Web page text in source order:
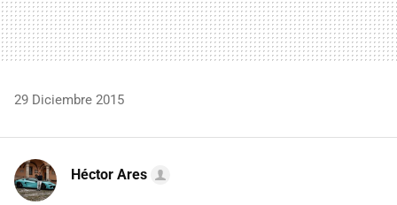
29 Diciembre 2015
Héctor Ares